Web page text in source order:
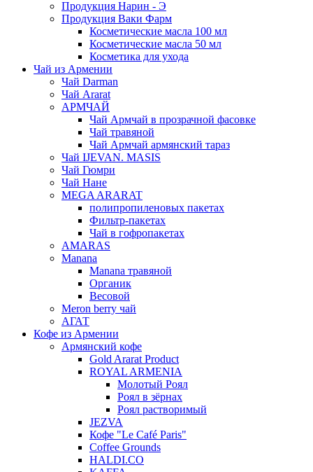
Продукция Нарин - Э
Продукция Ваки Фарм
Косметические масла 100 мл
Косметические масла 50 мл
Косметика для ухода
Чай из Армении
Чай Darman
Чай Ararat
АРМЧАЙ
Чай Армчай в прозрачной фасовке
Чай травяной
Чай Армчай армянский тараз
Чай IJEVAN. MASIS
Чай Гюмри
Чай Нане
MEGA ARARAT
полипропиленовых пакетах
Фильтр-пакетах
Чай в гофропакетах
AMARAS
Manana
Manana травяной
Органик
Весовой
Meron berry чай
АГАТ
Кофе из Армении
Армянский кофе
Gold Ararat Product
ROYAL ARMENIA
Молотый Роял
Роял в зёрнах
Роял растворимый
JEZVA
Кофе "Le Café Paris"
Coffee Grounds
HALDI.CO